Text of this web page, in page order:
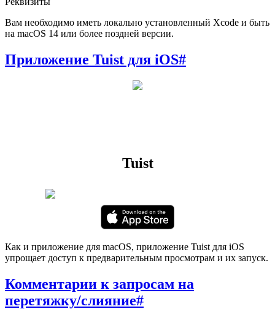
Вам необходимо иметь локально установленный Xcode и быть
на macOS 14 или более поздней версии.
Приложение Tuist для iOS#
Tuist
Как и приложение для macOS, приложение Tuist для iOS
упрощает доступ к предварительным просмотрам и их запуск.
Комментарии к запросам на
перетяжку/слияние#